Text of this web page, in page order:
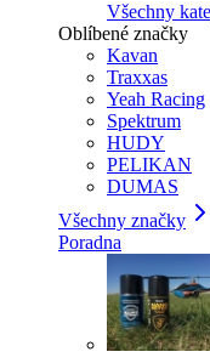
Všechny
Oblíbené značky
Kavan
Traxxas
Yeah Racing
Spektrum
HUDY
PELIKAN
DUMAS
Všechny značky
Poradna